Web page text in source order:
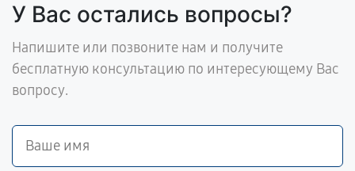
У Вас остались вопросы?
Напишите или позвоните нам и получите
бесплатную консультацию по интересующему Вас
вопросу.